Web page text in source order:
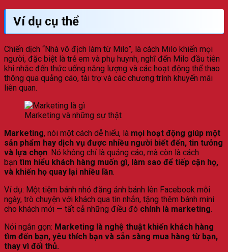
Ví dụ cụ thể
Chiến dịch “Nhà vô địch làm từ Milo”, là cách Milo khiến mọi
người, đặc biệt là trẻ em và phụ huynh, nghĩ đến Milo đầu tiên
khi nhắc đến thức uống năng lượng và các hoạt động thể thao
thông qua quảng cáo, tài trợ và các chương trình khuyến mãi
liên quan.
Marketing và những sự thật
Marketing, nói một cách dễ hiểu, là mọi hoạt động giúp một
sản phẩm hay dịch vụ được nhiều người biết đến, tin tưởng
và lựa chọn. Nó không chỉ là quảng cáo, mà còn là cách
bạn tìm hiểu khách hàng muốn gì, làm sao để tiếp cận họ,
và khiến họ quay lại nhiều lần.
Ví dụ: Một tiệm bánh nhỏ đăng ảnh bánh lên Facebook mỗi
ngày, trò chuyện với khách qua tin nhắn, tặng thêm bánh mini
cho khách mới — tất cả những điều đó chính là marketing.
Nói ngắn gọn: Marketing là nghệ thuật khiến khách hàng
tìm đến bạn, yêu thích bạn và sẵn sàng mua hàng từ bạn,
thay vì đối thủ.